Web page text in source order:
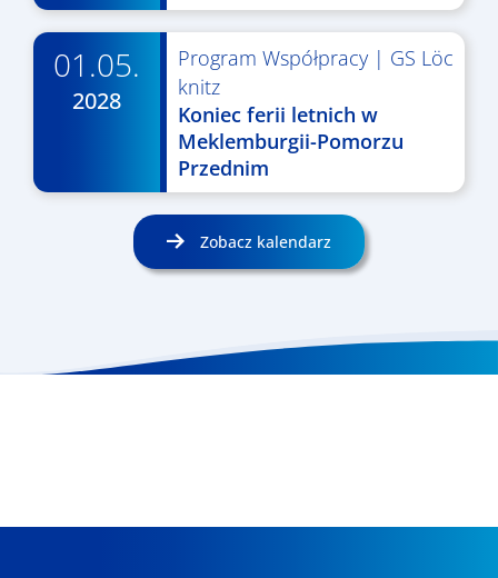
01.05.
2028
Program Współpracy| GS Löc
knitz
Koniec ferii letnich w
Meklemburgii-Pomorzu
Przednim
Zobacz kalendarz